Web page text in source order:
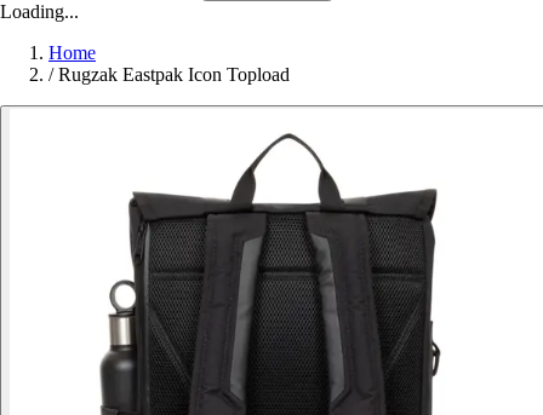
Loading...
Home
/ Rugzak Eastpak Icon Topload